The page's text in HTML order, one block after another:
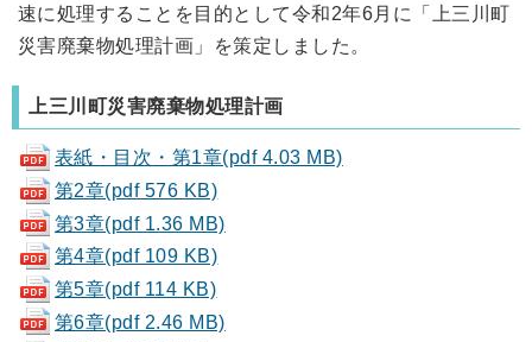
速に処理することを目的として令和2年6月に「上三川町
災害廃棄物処理計画」を策定しました。
上三川町災害廃棄物処理計画
表紙・目次・第1章(pdf 4.03 MB)
第2章(pdf 576 KB)
第3章(pdf 1.36 MB)
第4章(pdf 109 KB)
第5章(pdf 114 KB)
第6章(pdf 2.46 MB)